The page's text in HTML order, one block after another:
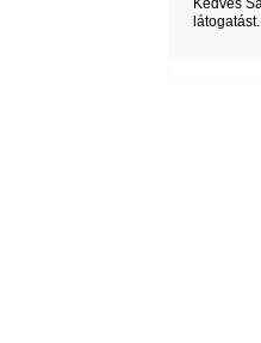
Kedves